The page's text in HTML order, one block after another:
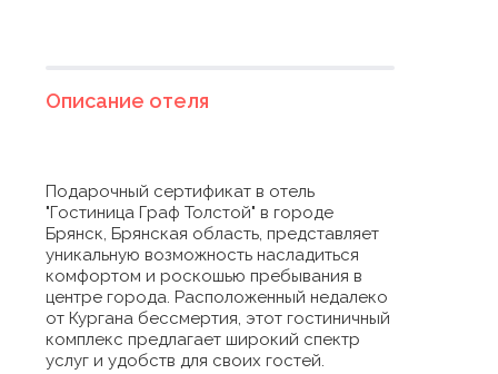
Описание отеля
Подарочный сертификат в отель
"Гостиница Граф Толстой" в городе
Брянск, Брянская область, представляет
уникальную возможность насладиться
комфортом и роскошью пребывания в
центре города. Расположенный недалеко
от Кургана бессмертия, этот гостиничный
комплекс предлагает широкий спектр
услуг и удобств для своих гостей.